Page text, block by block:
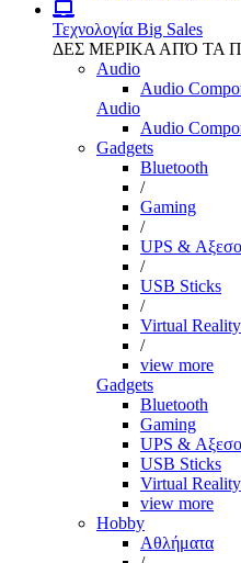
Τεχνολογία Big Sales
ΔΕΣ ΜΕΡΙΚΑ ΑΠΌ ΤΑ
Audio
Audio
Audio
Audio
Gadgets
Bluetooth
/
Gaming
/
UPS &
/
USB Sticks
/
Virtual Reality
/
view more
Gadgets
Bluetooth
Gaming
UPS &
USB Sticks
Virtual Reality
view more
Hobby
Αθλήματα